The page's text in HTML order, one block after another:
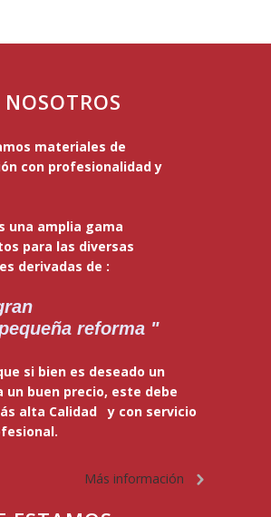
NOSOTROS
materiales de
con profesionalidad y
una amplia gama
para las diversas
derivadas de :
reforma "
si bien es deseado un
un buen precio, este debe
alta Calidad y con servicio
Más información